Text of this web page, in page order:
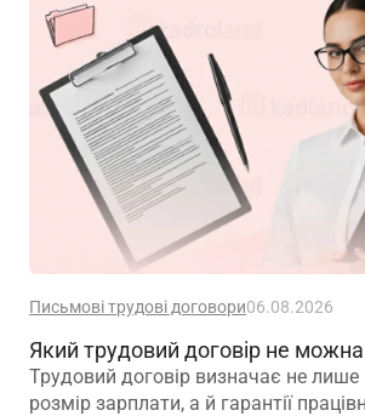
Письмові трудові договори06.08.2026
Який трудовий договір не можна
Трудовий договір визначає не лише
розмір зарплати, а й гарантії